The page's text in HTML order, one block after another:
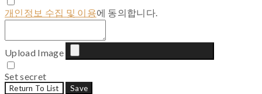
개인정보 수집 및 이용에 동의합니다.
Upload Image
Set secret
Return To List Save